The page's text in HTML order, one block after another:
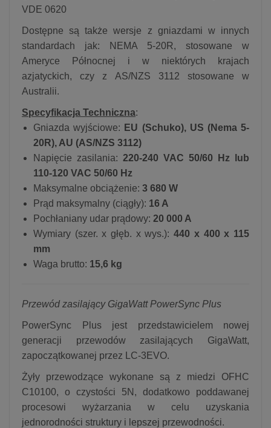
VDE 0620
Dostępne są także wersje z gniazdami w innych
standardach jak: NEMA 5-20R, stosowane w
Ameryce Północnej i w niektórych krajach
azjatyckich, czy z AS/NZS 3112 stosowane w
Australii.
Specyfikacja Techniczna:
Gniazda wyjściowe: EU (Schuko), US (Nema 5-
20R), AU (AS/NZS 3112)
Napięcie zasilania: 220-240 VAC 50/60 Hz lub
110-120 VAC 50/60 Hz
Maksymalne obciążenie: 3 680 W
Prąd maksymalny (ciągły): 16 A
Pochłaniany udar prądowy: 20 000 A
Wymiary (szer. x głęb. x wys.): 440 x 400 x 115
mm
Waga brutto: 15,6 kg
Przewód zasilający GigaWatt PowerSync Plus
PowerSync Plus jest przedstawicielem nowej
generacji przewodów zasilających GigaWatt,
zapoczątkowanej przez LC-3EVO.
Żyły przewodzące wykonane są z miedzi OFHC
C10100, o czystości 5N, dodatkowo poddawanej
procesowi wyżarzania w celu uzyskania
jednorodności struktury i lepszej przewodności.